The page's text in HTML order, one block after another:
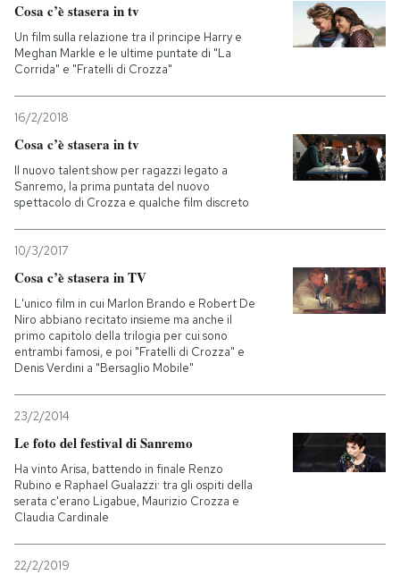
Cosa c’è stasera in tv
Un film sulla relazione tra il principe Harry e
Meghan Markle e le ultime puntate di "La
Corrida" e "Fratelli di Crozza"
16/2/2018
Cosa c’è stasera in tv
Il nuovo talent show per ragazzi legato a
Sanremo, la prima puntata del nuovo
spettacolo di Crozza e qualche film discreto
10/3/2017
Cosa c’è stasera in TV
L'unico film in cui Marlon Brando e Robert De
Niro abbiano recitato insieme ma anche il
primo capitolo della trilogia per cui sono
entrambi famosi, e poi "Fratelli di Crozza" e
Denis Verdini a "Bersaglio Mobile"
23/2/2014
Le foto del festival di Sanremo
Ha vinto Arisa, battendo in finale Renzo
Rubino e Raphael Gualazzi: tra gli ospiti della
serata c'erano Ligabue, Maurizio Crozza e
Claudia Cardinale
22/2/2019